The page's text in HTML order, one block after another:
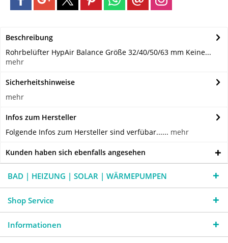
Beschreibung
Rohrbelüfter HypAir Balance Größe 32/40/50/63 mm Keine...
mehr
Sicherheitshinweise
mehr
Infos zum Hersteller
Folgende Infos zum Hersteller sind verfübar...... mehr
Kunden haben sich ebenfalls angesehen
BAD | HEIZUNG | SOLAR | WÄRMEPUMPEN
Shop Service
Informationen